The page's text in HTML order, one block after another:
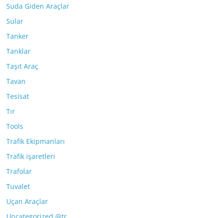
Suda Giden Araçlar
Sular
Tanker
Tanklar
Taşıt Araç
Tavan
Tesisat
Tır
Tools
Trafik Ekipmanları
Trafik işaretleri
Trafolar
Tuvalet
Uçan Araçlar